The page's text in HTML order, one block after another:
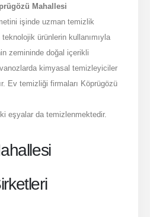
Mahallesi
işinde uzman temizlik
teknolojik ürünlerin kullanımıyla
zemininde doğal içerikli
kimyasal temizleyiciler
Ev temizliği firmaları Köprügözü
eşyalar da temizlenmektedir.